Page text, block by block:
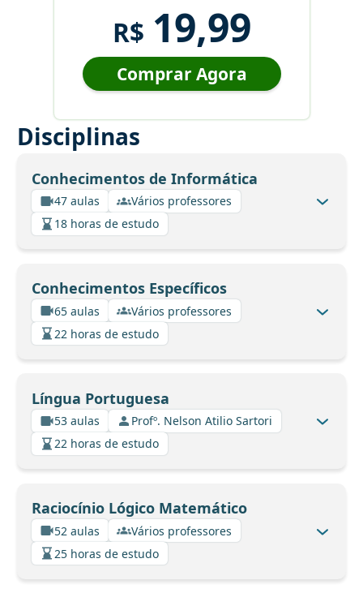
R$ 19,99
Comprar Agora
Disciplinas
Conhecimentos de Informática
47 aulas
Vários professores
18 horas de estudo
Conhecimentos Específicos
65 aulas
Vários professores
22 horas de estudo
Língua Portuguesa
53 aulas
Profº. Nelson Atilio Sartori
22 horas de estudo
Raciocínio Lógico Matemático
52 aulas
Vários professores
25 horas de estudo